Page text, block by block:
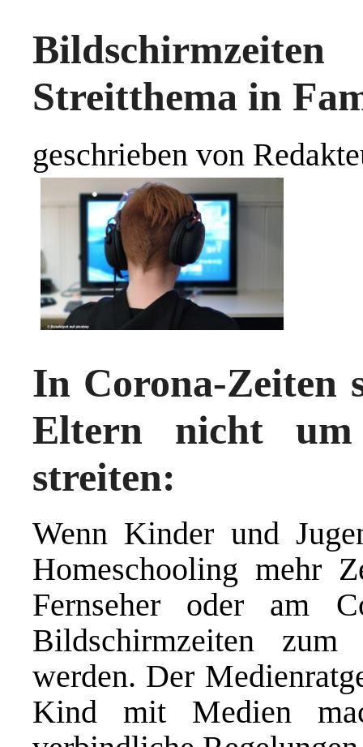
Streitthema in
geschrieben von
In Corona-Zeiten
Eltern nicht um
streiten:
Wenn Kinder und
Homeschooling mehr
Fernseher oder am
Bildschirmzeiten
werden. Der
Kind mit Medien